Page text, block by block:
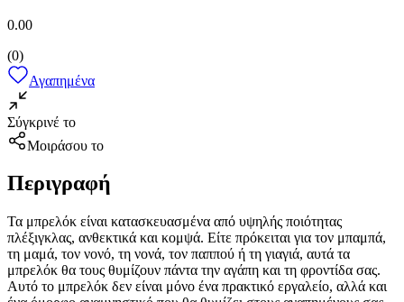
0.00
(0)
Αγαπημένα
Σύγκρινέ το
Μοιράσου το
Περιγραφή
Τα μπρελόκ είναι κατασκευασμένα από υψηλής ποιότητας
πλέξιγκλας, ανθεκτικά και κομψά. Είτε πρόκειται για τον μπαμπά,
τη μαμά, τον νονό, τη νονά, τον παππού ή τη γιαγιά, αυτά τα
μπρελόκ θα τους θυμίζουν πάντα την αγάπη και τη φροντίδα σας.
Αυτό το μπρελόκ δεν είναι μόνο ένα πρακτικό εργαλείο, αλλά και